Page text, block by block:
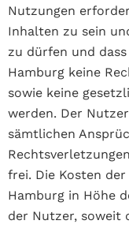
Nutzungen
Inhalten zu sein
zu dürfen und
Hamburg keine
sowie keine
werden. Der
sämtlichen
frei. Die Kosten
Hamburg in Höhe
der Nutzer, soweit